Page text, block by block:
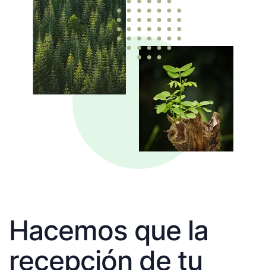
Hacemos que la
recepción de tu